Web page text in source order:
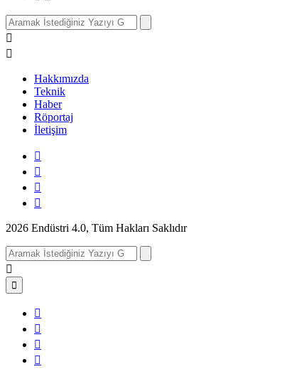
Search
for:
Hakkımızda
Teknik
Haber
Röportaj
İletişim
2026 Endüstri 4.0, Tüm Hakları Saklıdır
Search
for: